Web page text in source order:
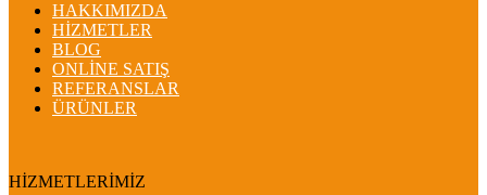
HAKKIMIZDA
HİZMETLER
BLOG
ONLİNE SATIŞ
REFERANSLAR
ÜRÜNLER
HİZMETLERİMİZ